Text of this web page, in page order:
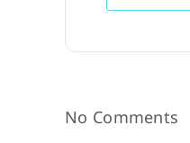
No Comments